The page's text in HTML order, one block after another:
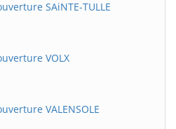
SAiNTE-TULLE
VOLX
VALENSOLE